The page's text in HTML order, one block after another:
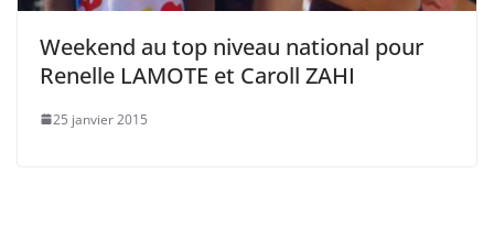
Weekend au top niveau national pour
Renelle LAMOTE et Caroll ZAHI
25 janvier 2015